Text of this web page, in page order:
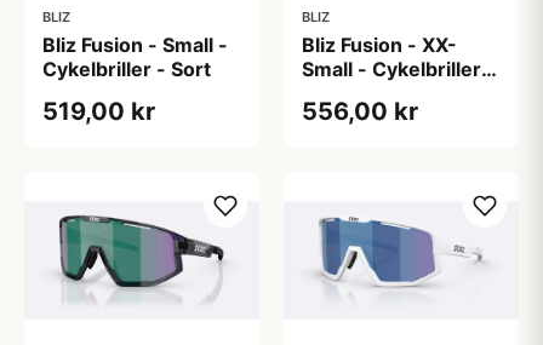
BLIZ
Bliz Fusion - Small -
Cykelbriller - Sort
519,00 kr
BLIZ
Bliz Fusion - XX-
Small - Cykelbriller -
556,00 kr